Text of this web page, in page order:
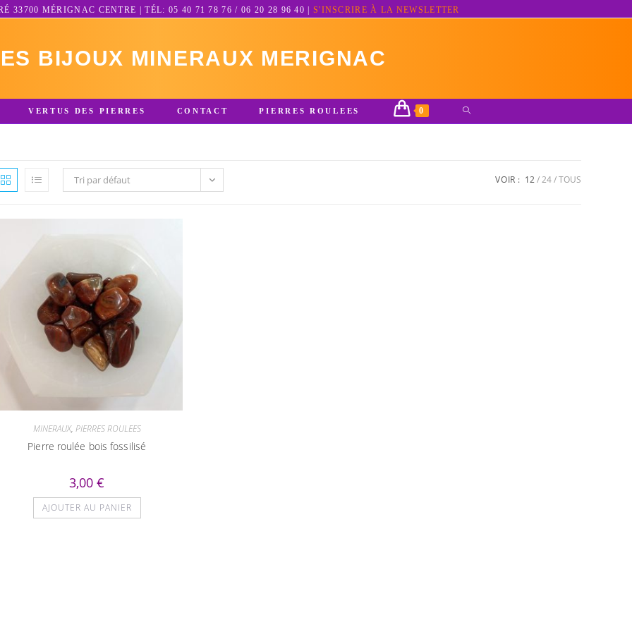
33700 MÉRIGNAC CENTRE | TÉL: 05 40 71 78 76 / 06 20 28 96 40 | S'INSCRIRE À LA NEWSLETTER
BIJOUX MINERAUX MERIGNAC
VERTUS DES PIERRES CONTACT PIERRES ROULEES 0 TOGGLE
Tri par défaut VOIR : 12 24 TOUS
MINERAUX, PIERRES ROULEES
Pierre roulée bois fossilisé
3,00€
AJOUTER AU PANIER